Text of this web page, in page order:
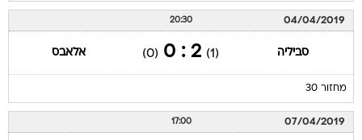
04/04/2019
20:30
סביליה (1)
2 : 0
(0) אלאבס
מחזור 30
07/04/2019
17:00